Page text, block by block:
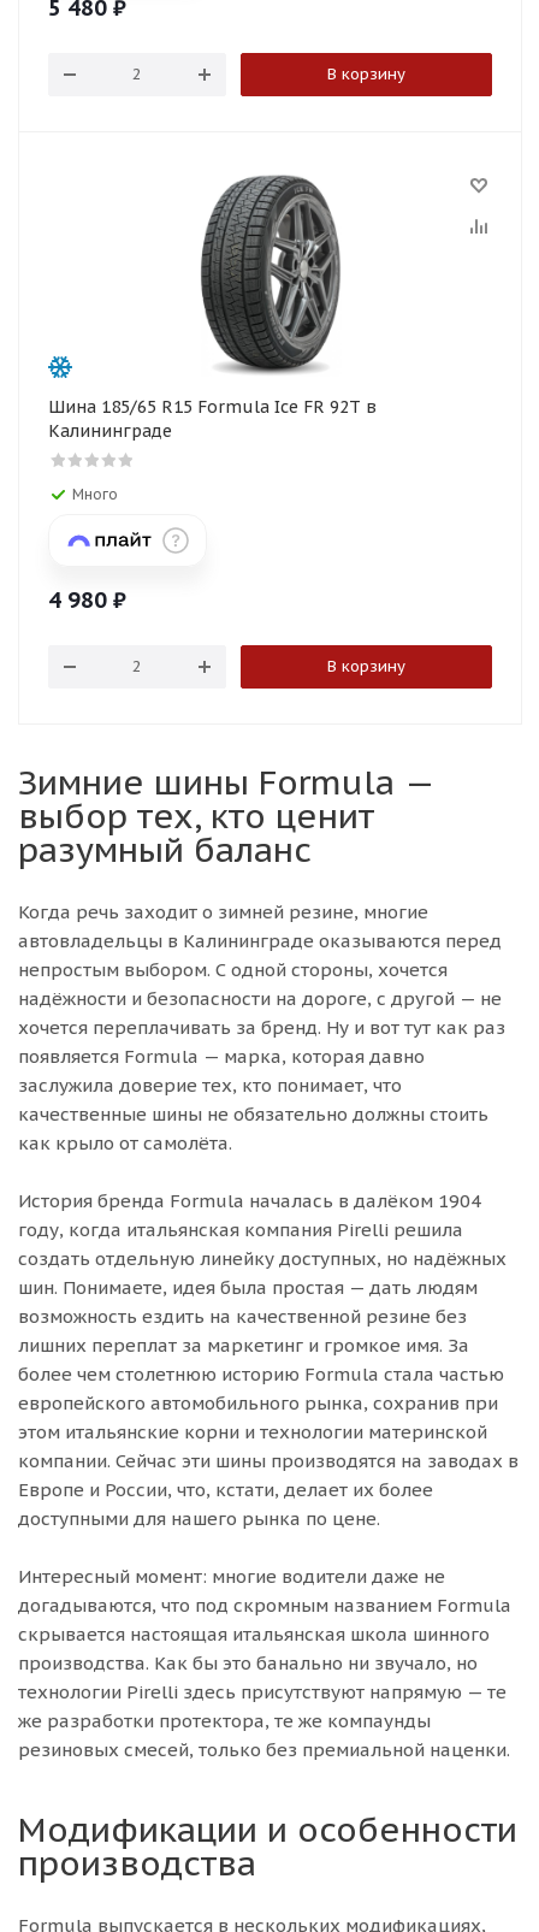
5 480 ₽
В корзину
Шина 185/65 R15 Formula Ice FR 92T в
Калининграде
Много
4 980 ₽
В корзину
Зимние шины Formula —
выбор тех, кто ценит
разумный баланс
Когда речь заходит о зимней резине, многие
автовладельцы в Калининграде оказываются перед
непростым выбором. С одной стороны, хочется
надёжности и безопасности на дороге, с другой — не
хочется переплачивать за бренд. Ну и вот тут как раз
появляется Formula — марка, которая давно
заслужила доверие тех, кто понимает, что
качественные шины не обязательно должны стоить
как крыло от самолёта.
История бренда Formula началась в далёком 1904
году, когда итальянская компания Pirelli решила
создать отдельную линейку доступных, но надёжных
шин. Понимаете, идея была простая — дать людям
возможность ездить на качественной резине без
лишних переплат за маркетинг и громкое имя. За
более чем столетнюю историю Formula стала частью
европейского автомобильного рынка, сохранив при
этом итальянские корни и технологии материнской
компании. Сейчас эти шины производятся на заводах в
Европе и России, что, кстати, делает их более
доступными для нашего рынка по цене.
Интересный момент: многие водители даже не
догадываются, что под скромным названием Formula
скрывается настоящая итальянская школа шинного
производства. Как бы это банально ни звучало, но
технологии Pirelli здесь присутствуют напрямую — те
же разработки протектора, те же компаунды
резиновых смесей, только без премиальной наценки.
Модификации и особенности
производства
Formula выпускается в нескольких модификациях,